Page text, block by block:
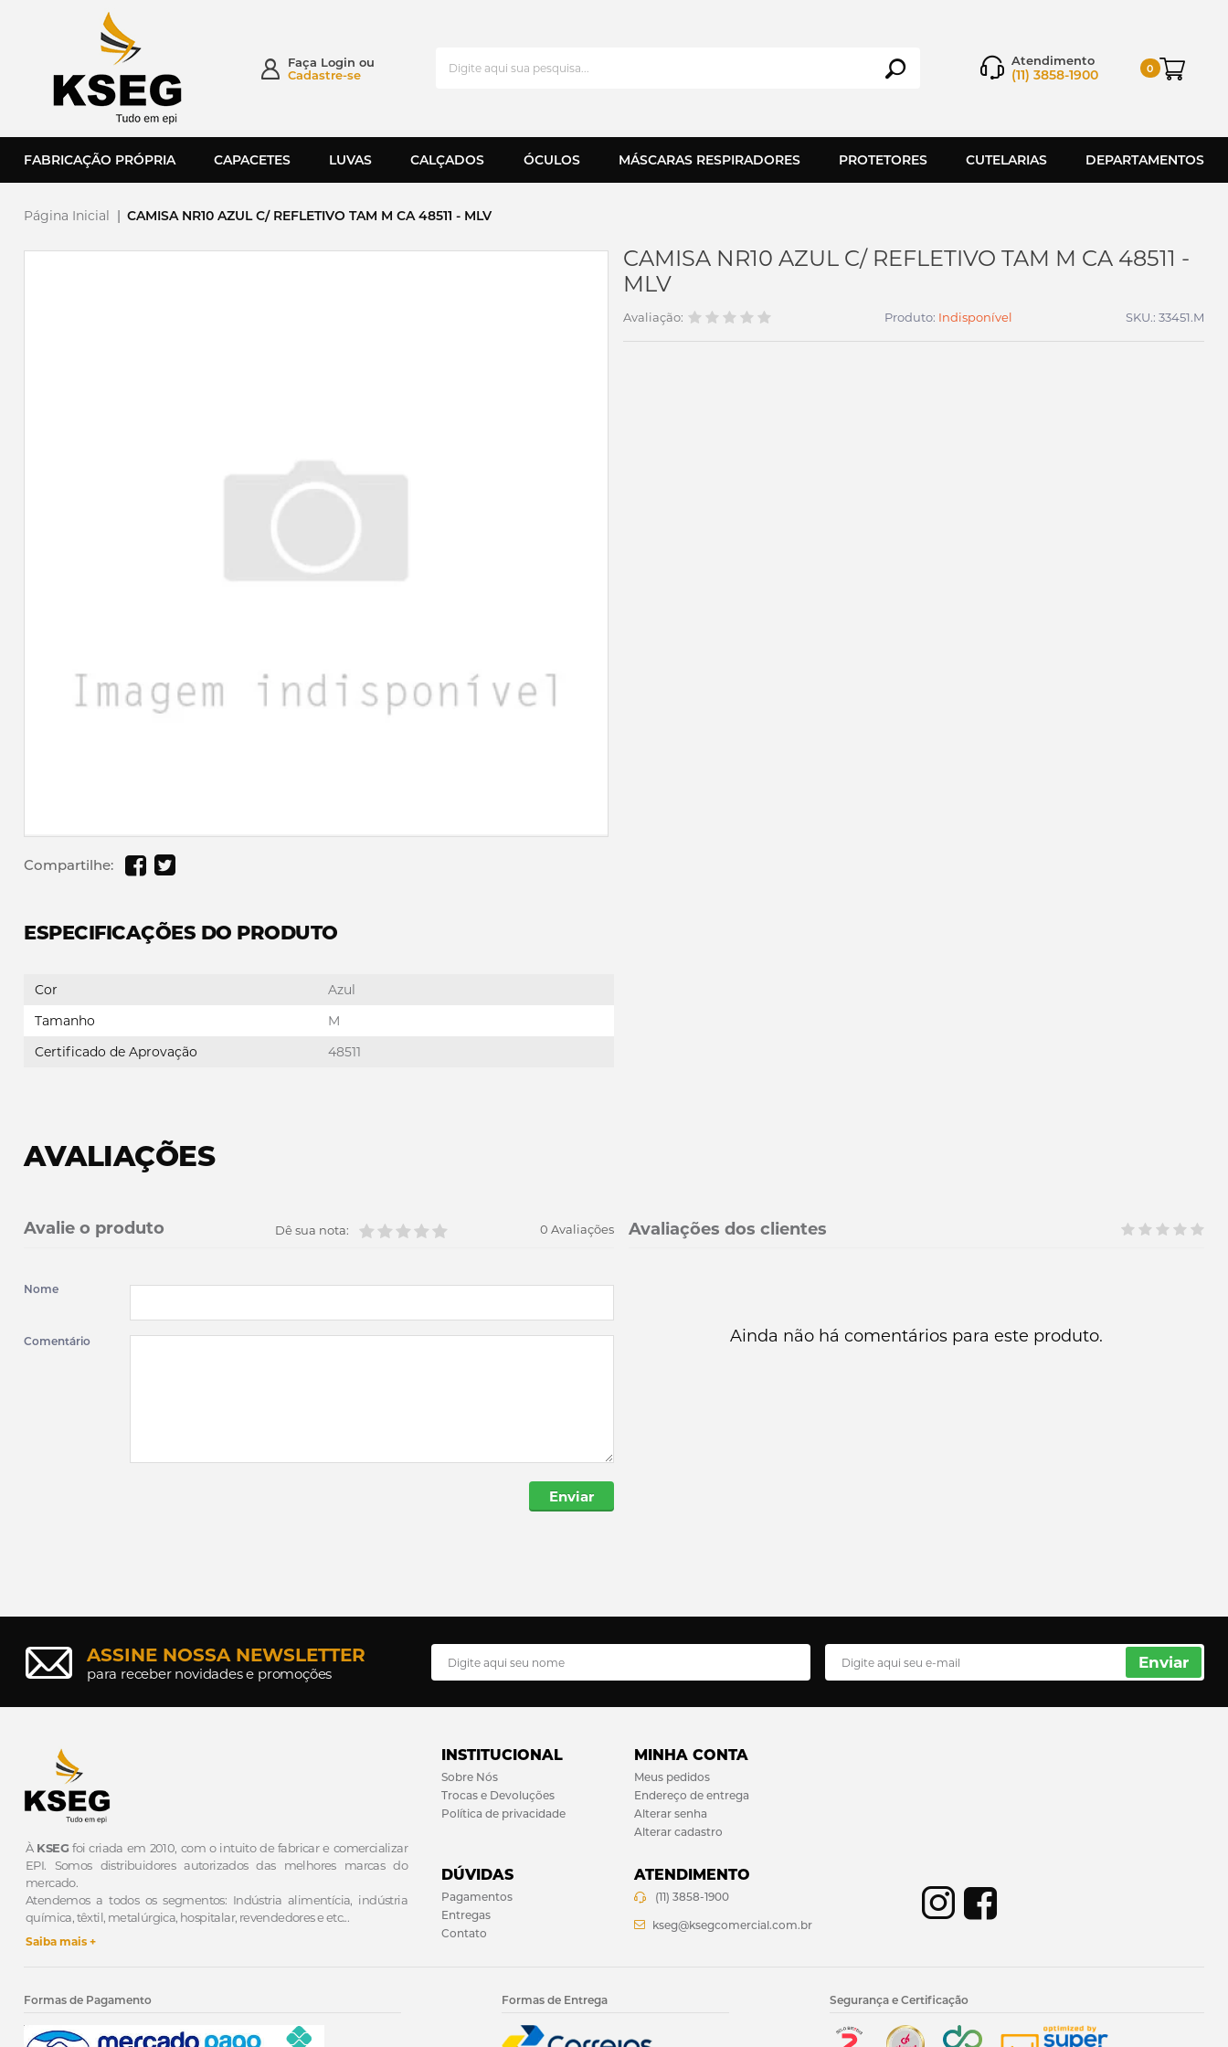
Faça Login ou
Cadastre-se
Atendimento
(11) 3858-1900 0
FABRICAÇÃO PRÓPRIA CAPACETES LUVAS CALÇADOS ÓCULOS MÁSCARAS RESPIRADORES PROTETORES CUTELARIAS DEPARTAMENTOS
Página Inicial | CAMISA NR10 AZUL C/ REFLETIVO TAM M CA 48511 - MLV
Compartilhe:
CAMISA NR10 AZUL C/ REFLETIVO TAM M CA 48511 -
MLV
Avaliação: Produto: Indisponível SKU.: 33451.M
ESPECIFICAÇÕES DO PRODUTO
Cor
Azul
Tamanho
M
Certificado de Aprovação
48511
AVALIAÇÕES
Avalie o produto 0 Avaliações
Dê sua nota:
Nome
Comentário
Enviar
Avaliações dos clientes
Ainda não há comentários para este produto.
ASSINE NOSSA NEWSLETTER
para receber novidades e promoções
Enviar
À KSEG foi criada em 2010, com o intuito de fabricar e comercializar
EPI. Somos distribuidores autorizados das melhores marcas do
mercado.
Atendemos a todos os segmentos: Indústria alimentícia, indústria
química, têxtil, metalúrgica, hospitalar, revendedores e etc...
Saiba mais +
INSTITUCIONAL
Sobre Nós
Trocas e Devoluções
Política de privacidade
MINHA CONTA
Meus pedidos
Endereço de entrega
Alterar senha
Alterar cadastro
DÚVIDAS
Pagamentos
Entregas
Contato
ATENDIMENTO
(11) 3858-1900
kseg@ksegcomercial.com.br
Formas de Pagamento Formas de Entrega Segurança e Certificação